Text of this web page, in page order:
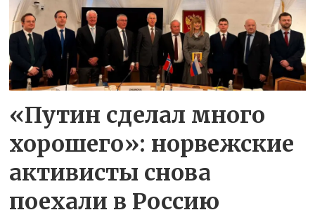
«Путин сделал много
хорошего»: норвежские
активисты снова
поехали в Россию